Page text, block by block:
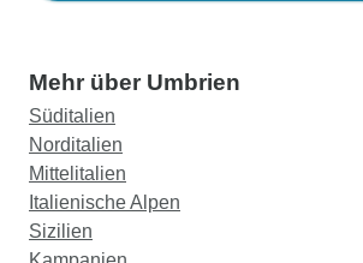
Mehr über Umbrien
Süditalien
Norditalien
Mittelitalien
Italienische Alpen
Sizilien